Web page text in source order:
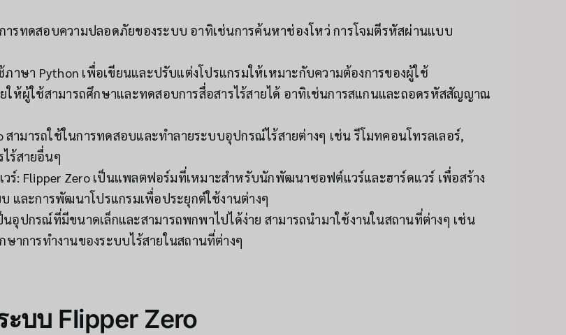
ารทดสอบความปลอดภัยของระบบ อาทิเช่นการค้นหาช่องโหว่ การโจมตีรหัสผ่านแบบ
าษา Python เพื่อเขียนและปรับแต่งโปรแกรมให้เหมาะกับความต้องการของผู้ใช้
ให้ผู้ใช้สามารถศึกษาและทดสอบการสื่อสารไร้สายได้ อาทิเช่นการสแกนและถอดรหัสสัญญาณ
ามารถใช้ในการทดสอบและทำลายระบบอุปกรณ์ไร้สายต่างๆ เช่น รีโมทคอนโทรลเลอร์,
ร้สายอื่นๆ
ร์: Flipper Zero เป็นแพลตฟอร์มที่เหมาะสำหรับนักพัฒนาซอฟต์แวร์และฮาร์ดแวร์ เพื่อสร้าง
และการพัฒนาโปรแกรมเพื่อประยุกต์ใช้งานต่างๆ
อุปกรณ์ที่มีขนาดเล็กและสามารถพกพาไปได้ง่าย สามารถนำมาใช้งานในสถานที่ต่างๆ เช่น
าการทำงานของระบบไร้สายในสถานที่ต่างๆ
ะบบ Flipper Zero